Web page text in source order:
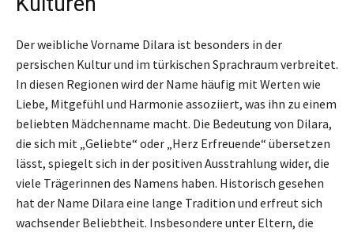
Der weibliche Vorname Dilara ist besonders in der
persischen Kultur und im türkischen Sprachraum verbreitet.
In diesen Regionen wird der Name häufig mit Werten wie
Liebe, Mitgefühl und Harmonie assoziiert, was ihn zu einem
beliebten Mädchenname macht. Die Bedeutung von Dilara,
die sich mit „Geliebte“ oder „Herz Erfreuende“ übersetzen
lässt, spiegelt sich in der positiven Ausstrahlung wider, die
viele Trägerinnen des Namens haben. Historisch gesehen
hat der Name Dilara eine lange Tradition und erfreut sich
wachsender Beliebtheit. Insbesondere unter Eltern, die